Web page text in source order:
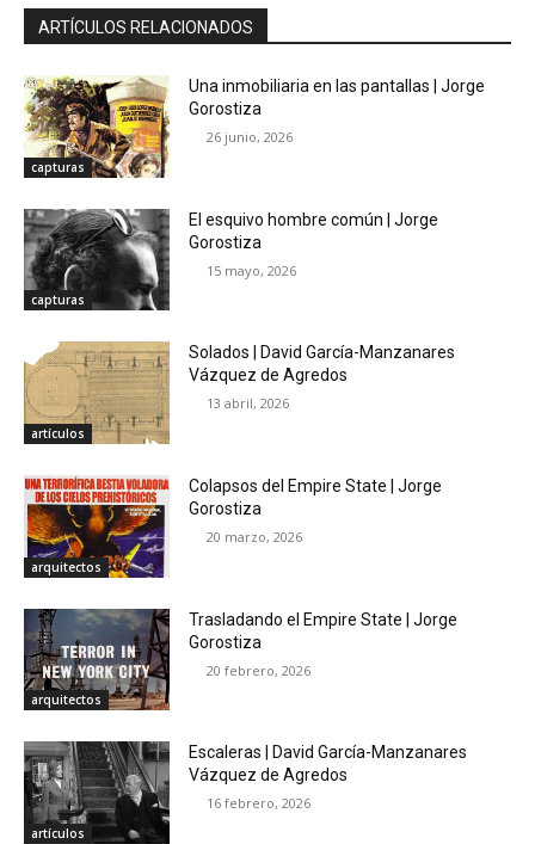
ARTÍCULOS RELACIONADOS
capturas
Una inmobiliaria en las pantallas | Jorge
Gorostiza
26 junio, 2026
capturas
El esquivo hombre común | Jorge
Gorostiza
15 mayo, 2026
artículos
Solados | David García-Manzanares
Vázquez de Agredos
13 abril, 2026
arquitectos
Colapsos del Empire State | Jorge
Gorostiza
20 marzo, 2026
arquitectos
Trasladando el Empire State | Jorge
Gorostiza
20 febrero, 2026
artículos
Escaleras | David García-Manzanares
Vázquez de Agredos
16 febrero, 2026